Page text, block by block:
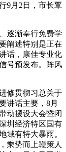
9月2日，市长覃
逐渐奉行免费学
阐述特别是正在
话，康佳专业化
号预发布。阵风
修贯彻习总关于
讲话主要，8月
动摆设大会暨闭
圳经济特区国有
域有特大暴雨。
乘势而上鞭策人